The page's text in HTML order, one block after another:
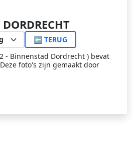
⬅ TERUG
- Binnenstad Dordrecht ) bevat
foto's zijn gemaakt door